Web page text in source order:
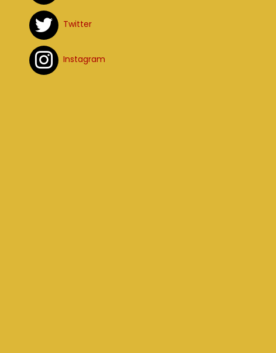
Twitter
Instagram